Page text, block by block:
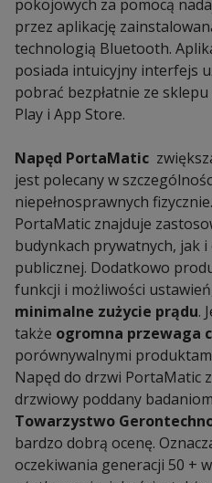
pokojowych za pomocą
przez aplikację
technologią Bluetooth.
posiada intuicyjny interfejs
pobrać bezpłatnie ze
Play i App Store.
Napęd PortaMatic
jest polecany w
niepełnosprawnych
PortaMatic znajduje
budynkach prywatnych, jak
publicznej. Dodatkowo
funkcji i możliwości
minimalne zużycie prądu.
także ogromna przewaga
porównywalnymi
Napęd do drzwi PortaMatic
drzwiowy poddany
Towarzystwo
bardzo dobrą ocenę.
oczekiwania generacji 50 +